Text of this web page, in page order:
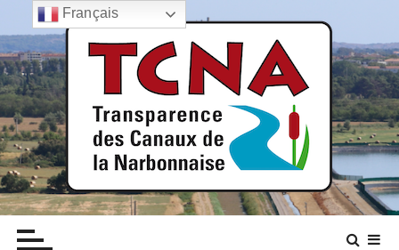
a
s
s
e
r
a
u
c
o TCNA NARBONNE
Transparence des canaux de la narbonnaise
Français